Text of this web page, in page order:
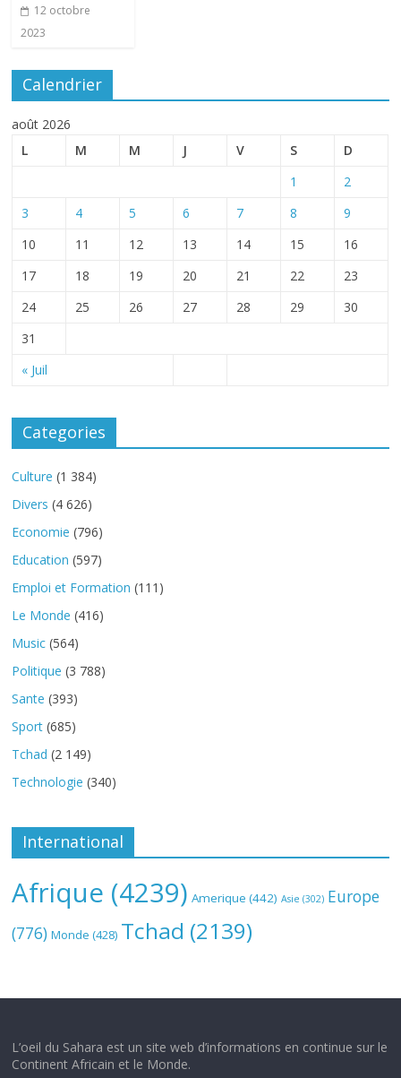
12 octobre
2023
Calendrier
août 2026
L
M M J V S D
« Juil
1
2
3
4 5 6 7 8
9
10
11 12 13 14 15
16
17
18 19 20 21 22
23
24
25 26 27 28 29
30
31
Categories
Culture (1 384)
Divers (4 626)
Economie (796)
Education (597)
Emploi et Formation (111)
Le Monde (416)
Music (564)
Politique (3 788)
Sante (393)
Sport (685)
Tchad (2 149)
Technologie (340)
International
Afrique (4239) Amerique (442) Asie (302) Europe
(776) Monde (428) Tchad (2139)
L’oeil du Sahara est un site web d’informations en continue sur le
Continent Africain et le Monde.